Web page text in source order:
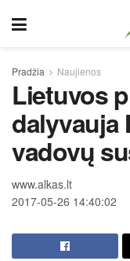
Pradžia Naujienos
Lietuvos
dalyvauja
vadovų
www.alkas.lt
2017-05-26 14:40:02